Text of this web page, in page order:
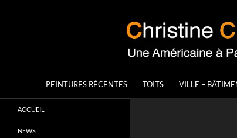
Christine Claes
PEINTURES RÉCENTES TOITS VILLE –
Paris
ACCUEIL
NEWS